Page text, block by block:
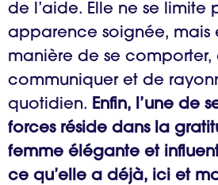
de l’aide. Elle ne se limite
apparence soignée, mais
manière de se comporter,
communiquer et de
quotidien. Enfin, l’une de
forces réside dans la
femme élégante et
ce qu’elle a déjà, ici et